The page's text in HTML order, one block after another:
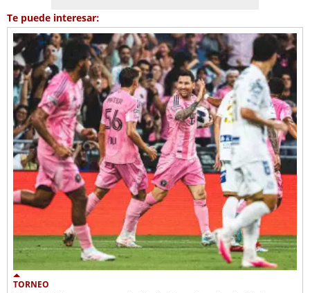
Te puede interesar:
TORNEO